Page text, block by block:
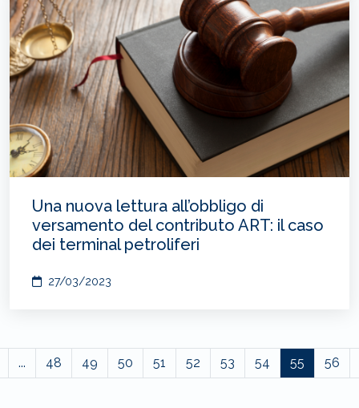
Una nuova lettura all’obbligo di
versamento del contributo ART: il caso
dei terminal petroliferi
27/03/2023
... 48 49 50 51 52 53 54 55 56